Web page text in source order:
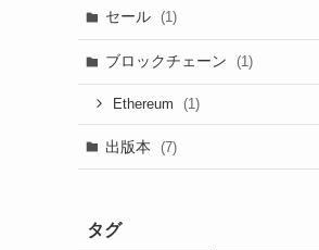
セール (1)
ブロックチェーン (1)
Ethereum (1)
出版本 (7)
タグ